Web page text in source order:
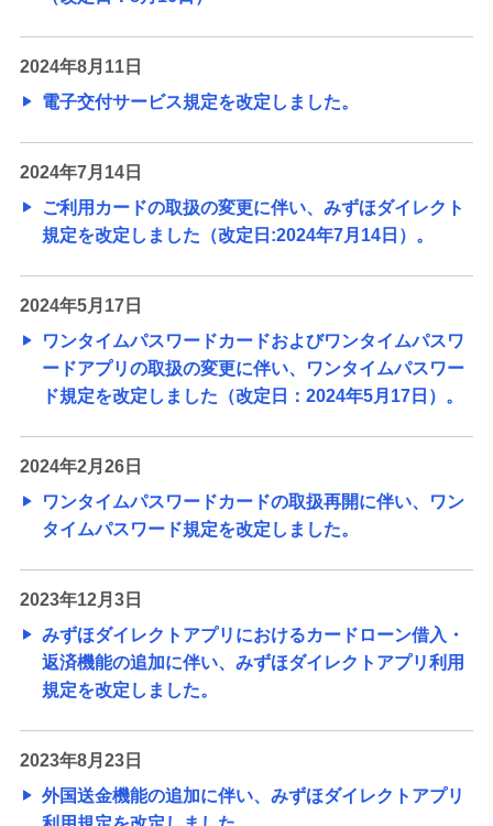
2024年8月11日
電子交付サービス規定を改定しました。
2024年7月14日
ご利用カードの取扱の変更に伴い、みずほダイレクト
規定を改定しました（改定日:2024年7月14日）。
2024年5月17日
ワンタイムパスワードカードおよびワンタイムパスワ
ードアプリの取扱の変更に伴い、ワンタイムパスワー
ド規定を改定しました（改定日：2024年5月17日）。
2024年2月26日
ワンタイムパスワードカードの取扱再開に伴い、ワン
タイムパスワード規定を改定しました。
2023年12月3日
みずほダイレクトアプリにおけるカードローン借入・
返済機能の追加に伴い、みずほダイレクトアプリ利用
規定を改定しました。
2023年8月23日
外国送金機能の追加に伴い、みずほダイレクトアプリ